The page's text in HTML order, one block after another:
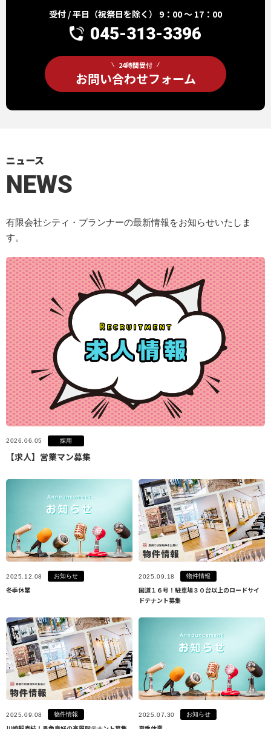
受付 / 平日（祝祭日を除く） 9：00 ～ 17：00
045-313-3396
24時間受付
お問い合わせフォーム
ニュース
NEWS
有限会社シティ・プランナーの最新情報をお知らせいたしま
す。
2026.06.05 採用
【求人】営業マン募集
2025.12.08 お知らせ
冬季休業
2025.09.18 物件情報
国道１６号！駐車場３０台以上のロードサイ
ドテナント募集
2025.09.08 物件情報 2025.07.30 お知らせ